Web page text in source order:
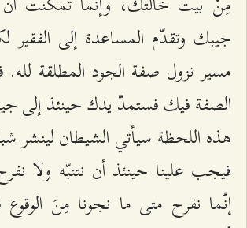
جيبك وتقدّم المساعدة إلى الفقير
مسير نزول صفة الجود المطلقة
الصفة فيك فستمدّ يدك حينئذ إلى
هذه اللحظة سيأتي الشيطان لينشر
فيجب علينا حينئذ أن نتنبّه ولا
إنّما نفرح متى ما نجونا مِنَ